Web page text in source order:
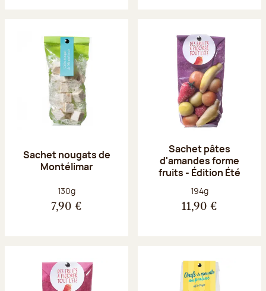
Sachet nougats de
Montélimar
Poids net :
130g
7,90 €
Sachet pâtes
d'amandes forme
fruits - Édition Été
Poids net :
194g
11,90 €